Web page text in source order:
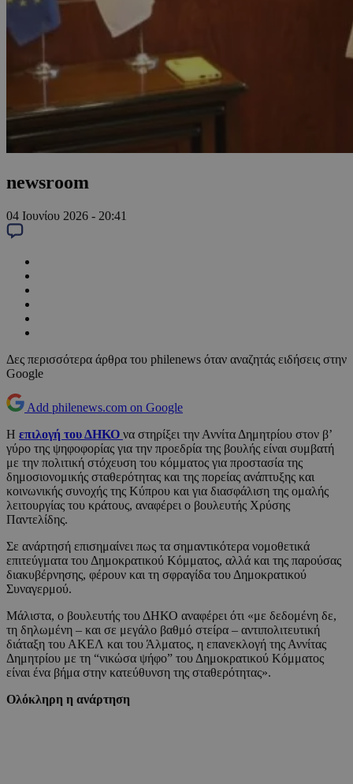
newsroom
04 Ιουνίου 2026 - 20:41
Δες περισσότερα άρθρα του philenews όταν αναζητάς ειδήσεις στην
Google
Add philenews.com on Google
Η επιλογή του ΔΗΚΟ να στηρίξει την Αννίτα Δημητρίου στον β’
γύρο της ψηφοφορίας για την προεδρία της βουλής είναι συμβατή
με την πολιτική στόχευση του κόμματος για προστασία της
δημοσιονομικής σταθερότητας και της πορείας ανάπτυξης και
κοινωνικής συνοχής της Κύπρου και για διασφάλιση της ομαλής
λειτουργίας του κράτους, αναφέρει ο βουλευτής Χρύσης
Παντελίδης.
Σε ανάρτησή επισημαίνει πως τα σημαντικότερα νομοθετικά
επιτεύγματα του Δημοκρατικού Κόμματος, αλλά και της παρούσας
διακυβέρνησης, φέρουν και τη σφραγίδα του Δημοκρατικού
Συναγερμού.
Μάλιστα, ο βουλευτής του ΔΗΚΟ αναφέρει ότι «με δεδομένη δε,
τη δηλωμένη – και σε μεγάλο βαθμό στείρα – αντιπολιτευτική
διάταξη του ΑΚΕΛ και του Άλματος, η επανεκλογή της Αννίτας
Δημητρίου με τη “νικώσα ψήφο” του Δημοκρατικού Κόμματος
είναι ένα βήμα στην κατεύθυνση της σταθερότητας».
Ολόκληρη η ανάρτηση